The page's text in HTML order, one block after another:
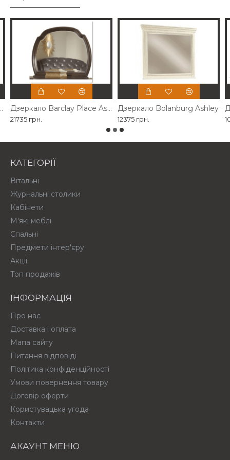
Дзеркало Barclay Place Ashley
21735 грн.
Дзеркало Bolanburg Ashley
12375 грн.
КАТЕГОРІЇ
Вітальні
Журнальні столики
Кабінети
М'які меблі
Спальні
Предмети інтер'єру
Акції
Топ продажів
ІНФОРМАЦІЯ
Про нас
Доставка і оплата
Мапа сайту
Питання відповіді
Політика конфіденційності
Умови повернення товару
Договір оферти
Користувацька угода
Контакти
АКАУНТ МЕНЮ